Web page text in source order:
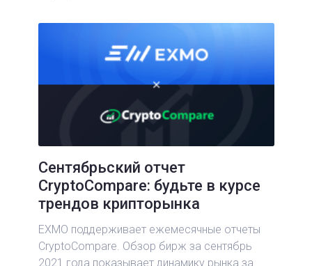
Сентябрьский отчет
CryptoCompare: будьте в курсе
трендов крипторынка
EXMO поддерживает ежемесячные отчеты
CryptoCompare. Обзор бирж за сентябрь
2021 года показывает динамику рынка за